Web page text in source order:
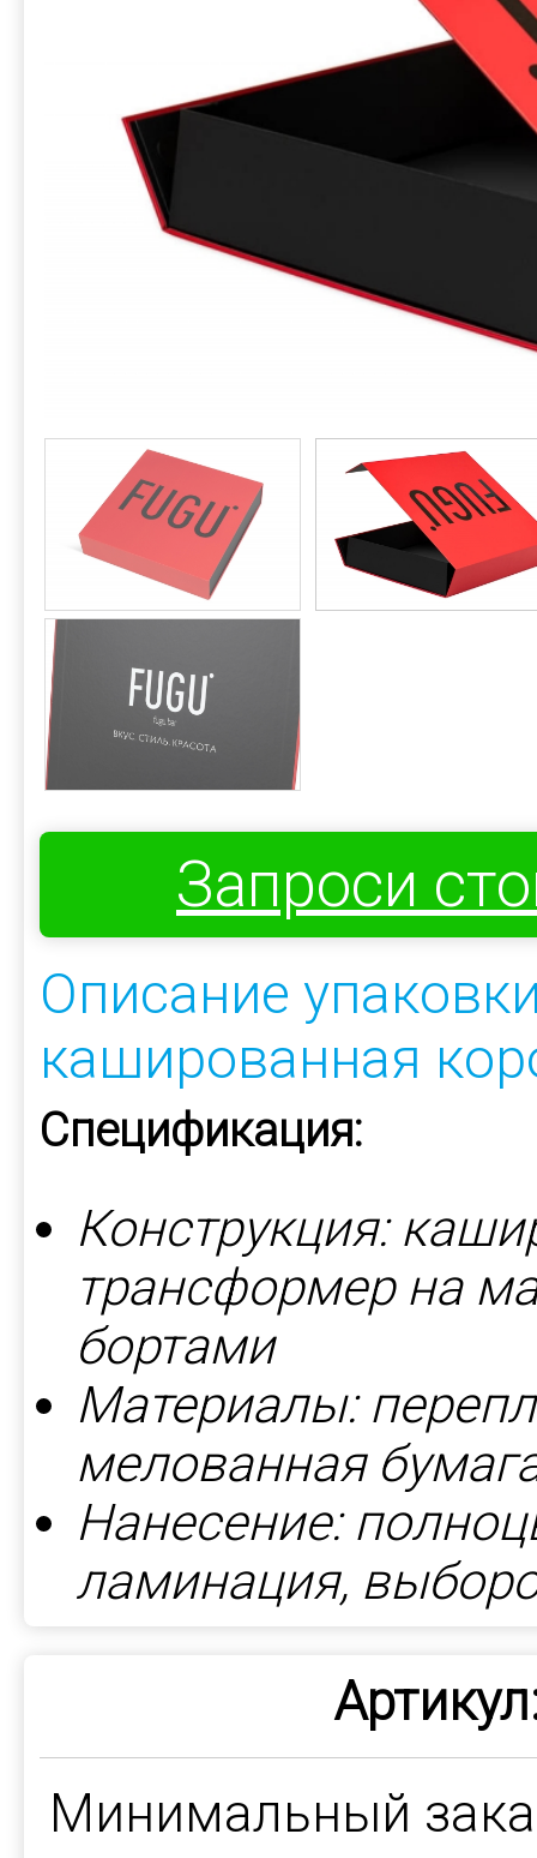
Запроси
Описание
кашированная
Спецификация:
Конструкция:
трансформер на
бортами
Материалы:
мелованная
Нанесение:
ламинация,
Минимальный